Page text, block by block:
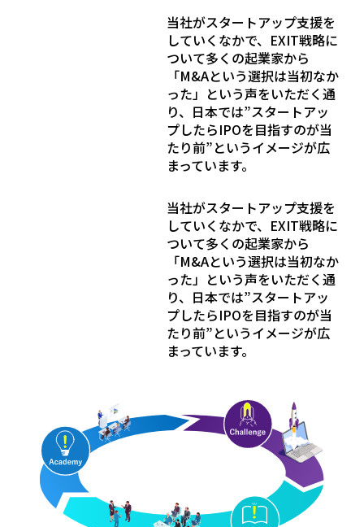
当社がスタートアップ支援を
していくなかで、EXIT戦略に
ついて多くの起業家から
「M&Aという選択は当初なか
った」という声をいただく通
り、日本では”スタートアッ
プしたらIPOを目指すのが当
たり前”というイメージが広
まっています。
当社がスタートアップ支援を
していくなかで、EXIT戦略に
ついて多くの起業家から
「M&Aという選択は当初なか
った」という声をいただく通
り、日本では”スタートアッ
プしたらIPOを目指すのが当
たり前”というイメージが広
まっています。